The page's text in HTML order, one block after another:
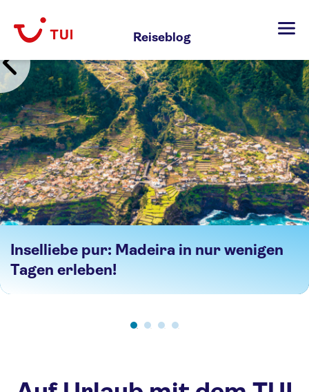
Inhalt
springen
Reiseblog
Inselliebe pur: Madeira in nur wenigen
Tagen erleben!